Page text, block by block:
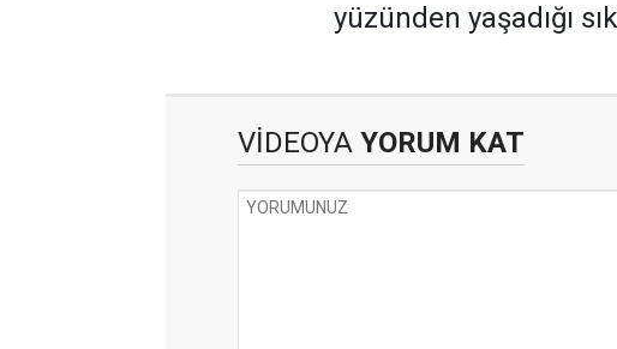
yüzünden yaşadığı
VİDEOYA YORUM KAT